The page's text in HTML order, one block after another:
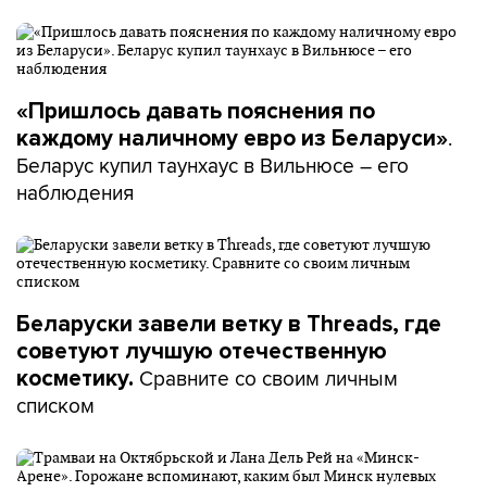
«Пришлось давать пояснения по
каждому наличному евро из Беларуси».
Беларус купил таунхаус в Вильнюсе – его
наблюдения
Беларуски завели ветку в Threads, где
советуют лучшую отечественную
косметику. Сравните со своим личным
списком